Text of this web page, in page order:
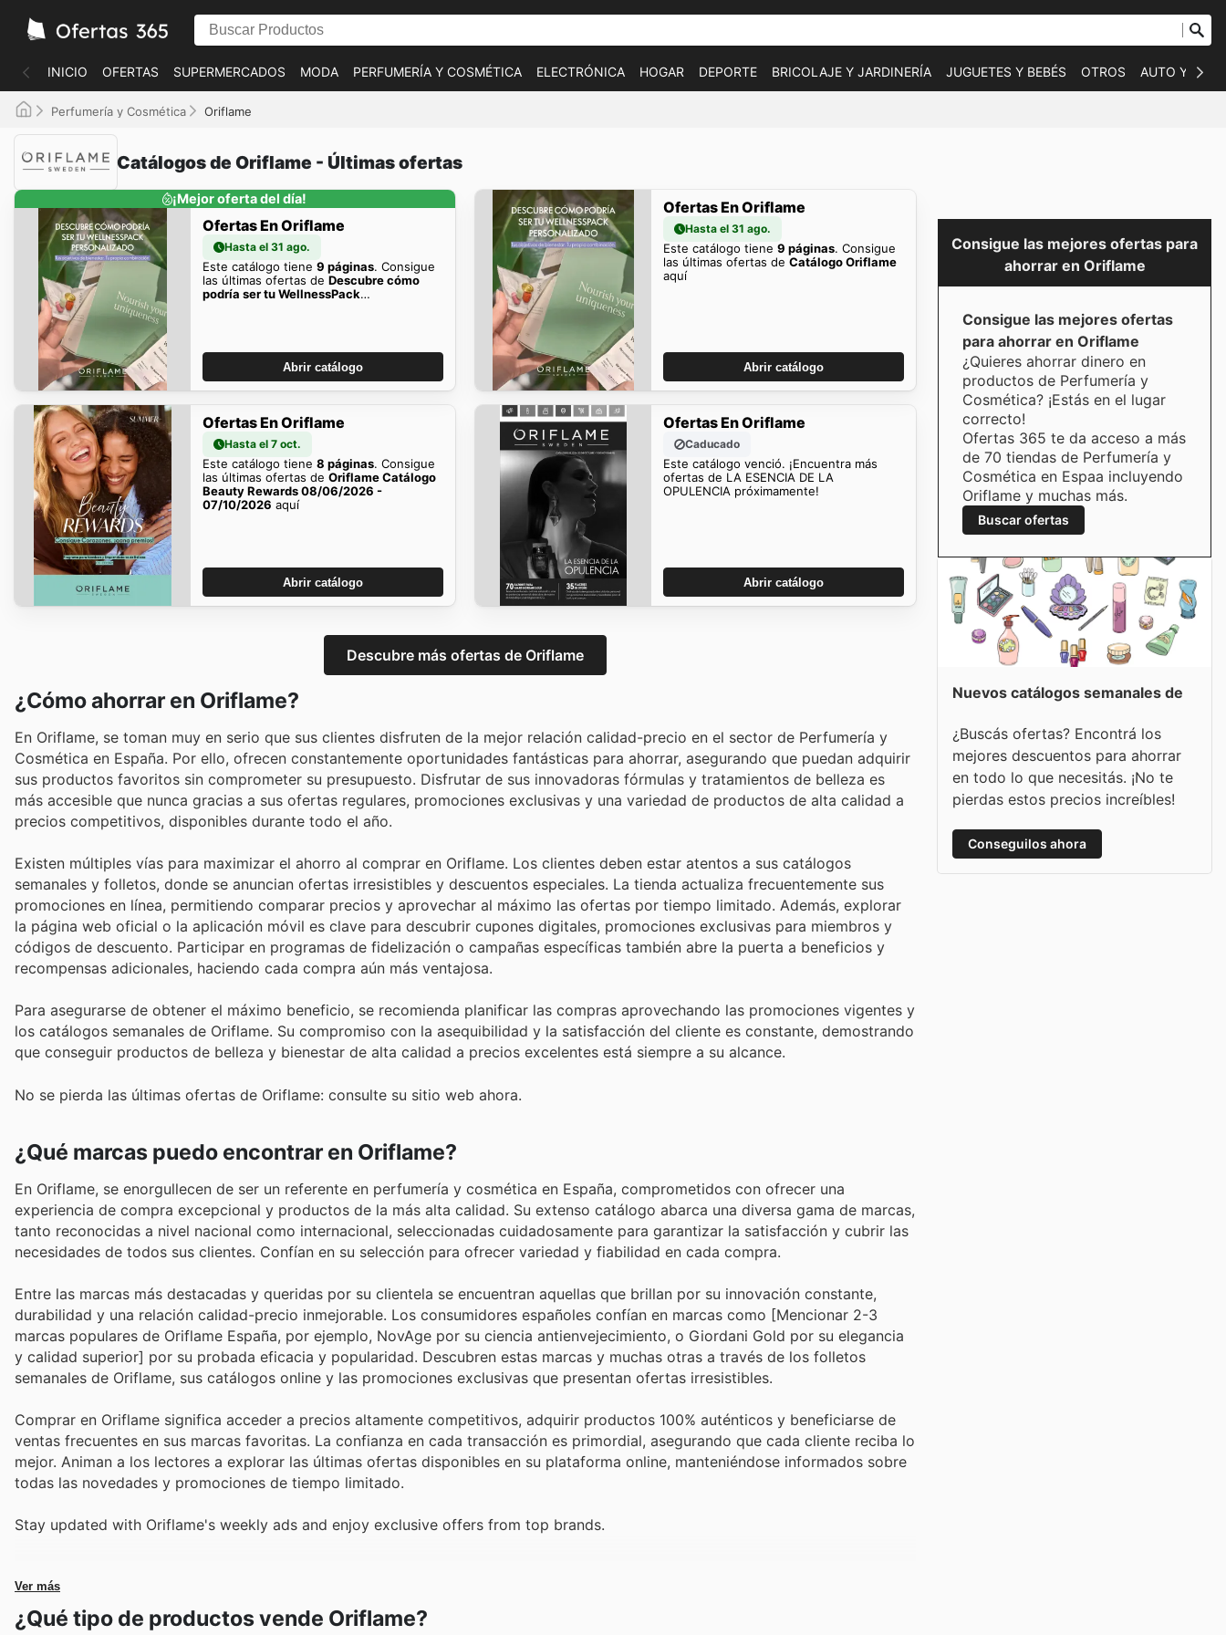
INICIO OFERTAS SUPERMERCADOS MODA PERFUMERÍA Y COSMÉTICA ELECTRÓNICA HOGAR DEPORTE BRICOLAJE Y JARDINERÍA JUGUETES Y BEBÉS OTROS AUTO Y
Perfumería y Cosmética Oriflame
Catálogos de Oriflame - Últimas ofertas
¡Mejor oferta del día!
Ofertas En Oriflame
Hasta el 31 ago.
Este catálogo tiene 9 páginas. Consigue
las últimas ofertas de Descubre cómo
podría ser tu WellnessPack
Abrir catálogo
Ofertas En Oriflame
Hasta el 31 ago.
Este catálogo tiene9 páginas. Consigue
las últimas ofertas deCatálogo Oriflame
aquí
Abrir catálogo
Ofertas En Oriflame
Hasta el 7 oct.
Este catálogo tiene 8 páginas. Consigue
las últimas ofertas de Oriflame Catálogo
Beauty Rewards 08/06/2026 -
07/10/2026 aquí
Abrir catálogo
Ofertas En Oriflame
Caducado
Este catálogo venció. ¡Encuentra más
ofertas de LA ESENCIA DE LA
OPULENCIA próximamente!
Abrir catálogo
Descubre más ofertas de Oriflame
¿Cómo ahorrar en Oriflame?
En Oriflame, se toman muy en serio que sus clientes disfruten de la mejor relación calidad-precio en el sector de Perfumería y
Cosmética en España. Por ello, ofrecen constantemente oportunidades fantásticas para ahorrar, asegurando que puedan adquirir
sus productos favoritos sin comprometer su presupuesto. Disfrutar de sus innovadoras fórmulas y tratamientos de belleza es
más accesible que nunca gracias a sus ofertas regulares, promociones exclusivas y una variedad de productos de alta calidad a
precios competitivos, disponibles durante todo el año.
Existen múltiples vías para maximizar el ahorro al comprar en Oriflame. Los clientes deben estar atentos a sus catálogos
semanales y folletos, donde se anuncian ofertas irresistibles y descuentos especiales. La tienda actualiza frecuentemente sus
promociones en línea, permitiendo comparar precios y aprovechar al máximo las ofertas por tiempo limitado. Además, explorar
la página web oficial o la aplicación móvil es clave para descubrir cupones digitales, promociones exclusivas para miembros y
códigos de descuento. Participar en programas de fidelización o campañas específicas también abre la puerta a beneficios y
recompensas adicionales, haciendo cada compra aún más ventajosa.
Para asegurarse de obtener el máximo beneficio, se recomienda planificar las compras aprovechando las promociones vigentes y
los catálogos semanales de Oriflame. Su compromiso con la asequibilidad y la satisfacción del cliente es constante, demostrando
que conseguir productos de belleza y bienestar de alta calidad a precios excelentes está siempre a su alcance.
No se pierda las últimas ofertas de Oriflame: consulte su sitio web ahora.
¿Qué marcas puedo encontrar en Oriflame?
En Oriflame, se enorgullecen de ser un referente en perfumería y cosmética en España, comprometidos con ofrecer una
experiencia de compra excepcional y productos de la más alta calidad. Su extenso catálogo abarca una diversa gama de marcas,
tanto reconocidas a nivel nacional como internacional, seleccionadas cuidadosamente para garantizar la satisfacción y cubrir las
necesidades de todos sus clientes. Confían en su selección para ofrecer variedad y fiabilidad en cada compra.
Entre las marcas más destacadas y queridas por su clientela se encuentran aquellas que brillan por su innovación constante,
durabilidad y una relación calidad-precio inmejorable. Los consumidores españoles confían en marcas como [Mencionar 2-3
marcas populares de Oriflame España, por ejemplo, NovAge por su ciencia antienvejecimiento, o Giordani Gold por su elegancia
y calidad superior] por su probada eficacia y popularidad. Descubren estas marcas y muchas otras a través de los folletos
semanales de Oriflame, sus catálogos online y las promociones exclusivas que presentan ofertas irresistibles.
Comprar en Oriflame significa acceder a precios altamente competitivos, adquirir productos 100% auténticos y beneficiarse de
ventas frecuentes en sus marcas favoritas. La confianza en cada transacción es primordial, asegurando que cada cliente reciba lo
mejor. Animan a los lectores a explorar las últimas ofertas disponibles en su plataforma online, manteniéndose informados sobre
todas las novedades y promociones de tiempo limitado.
Stay updated with Oriflame's weekly ads and enjoy exclusive offers from top brands.
Ver más
¿Qué tipo de productos vende Oriflame?
Consigue las mejores ofertas para
ahorrar en Oriflame
Consigue las mejores ofertas
para ahorrar en Oriflame
¿Quieres ahorrar dinero en
productos de Perfumería y
Cosmética? ¡Estás en el lugar
correcto!
Ofertas 365 te da acceso a más
de 70 tiendas de Perfumería y
Cosmética en Espaa incluyendo
Oriflame y muchas más.
Buscar ofertas
Nuevos catálogos semanales de
¿Buscás ofertas? Encontrá los
mejores descuentos para ahorrar
en todo lo que necesitás. ¡No te
pierdas estos precios increíbles!
Conseguilos ahora